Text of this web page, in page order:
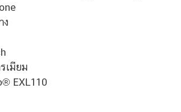
ง
เมียม
EXL110